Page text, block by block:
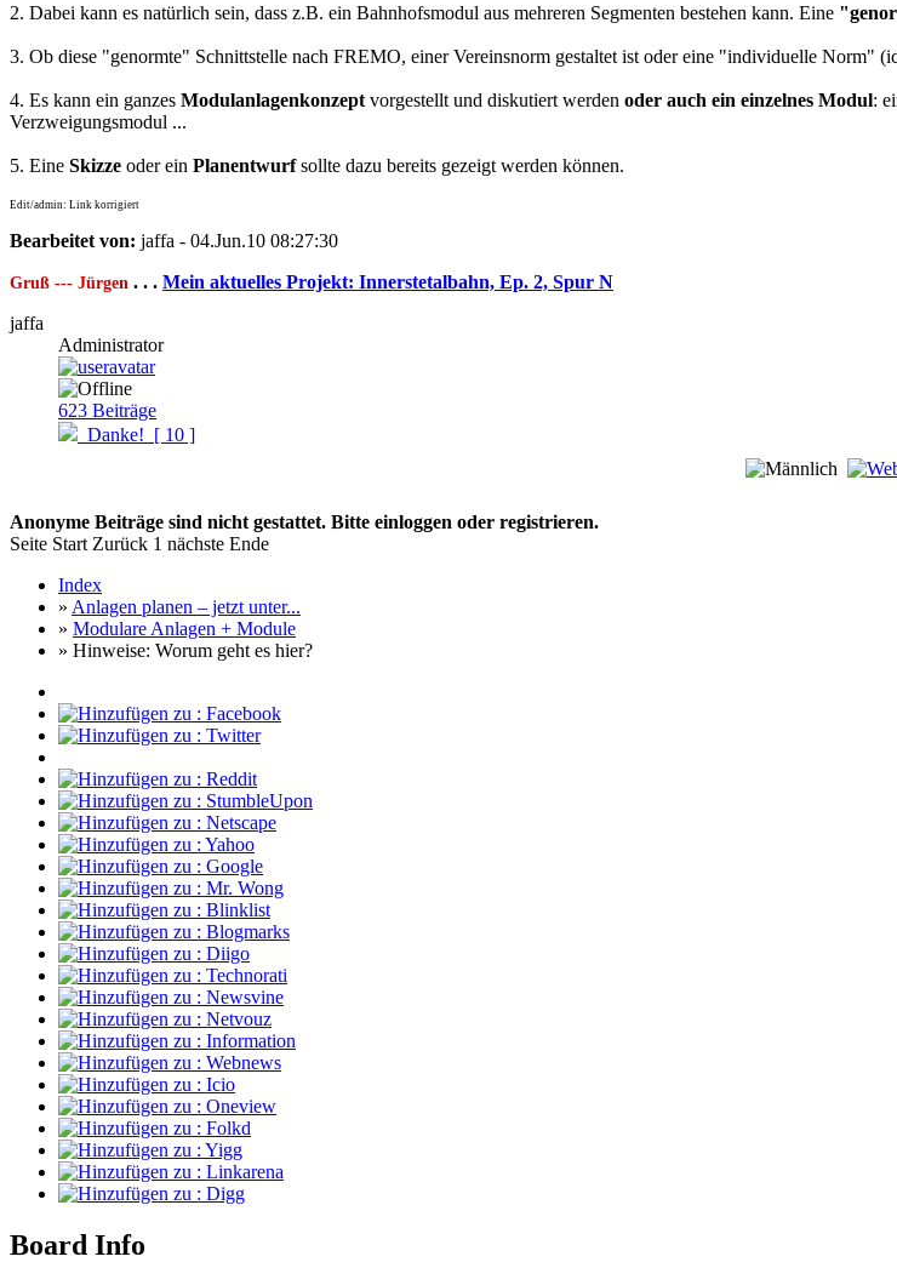
2. Dabei kann es natürlich sein, dass z.B. ein Bahnhofsmodul aus mehreren Segmenten bestehen kann. Eine
3. Ob diese "genormte" Schnittstelle nach FREMO, einer Vereinsnorm gestaltet ist oder eine "individuelle Norm"
4. Es kann ein ganzes Modulanlagenkonzept vorgestellt und diskutiert werden oder auch ein einzelnes Modul:
Verzweigungsmodul ...
5. Eine Skizze oder ein Planentwurfsollte dazu bereits gezeigt werden können.
Edit/admin: Link korrigiert
Bearbeitet von: jaffa - 04.Jun.10 08:27:30
Gruß --- Jürgen . . . Mein aktuelles Projekt: Innerstetalbahn, Ep. 2, Spur N
jaffa
Administrator
623 Beiträge
Danke! [ 10 ]
Anonyme Beiträge sind nicht gestattet. Bitte einloggen oder registrieren.
Seite Start Zurück 1 nächste Ende
Index
» Anlagen planen – jetzt unter...
» Modulare Anlagen + Module
» Hinweise: Worum geht es hier?
Board Info